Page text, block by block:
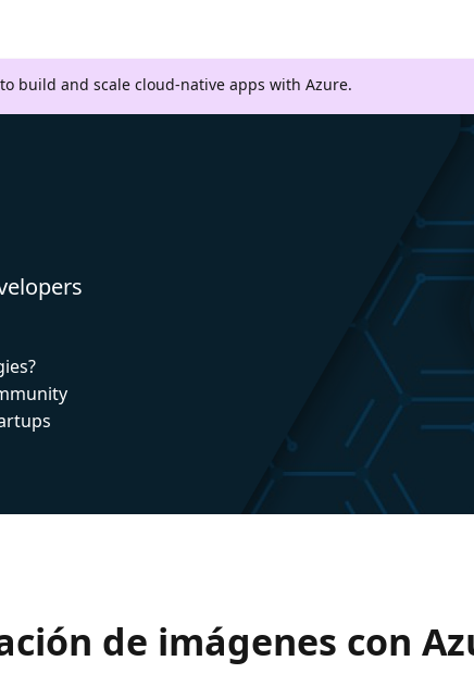
build and scale cloud-native apps with Azure.
de imágenes con